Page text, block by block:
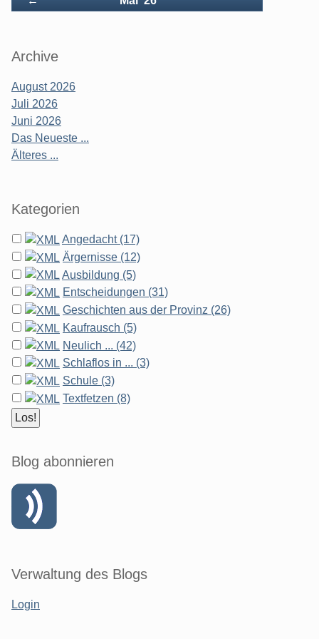
Archive
August 2026
Juli 2026
Juni 2026
Das Neueste ...
Älteres ...
Kategorien
Angedacht (17)
Ärgernisse (12)
Ausbildung (5)
Entscheidungen (31)
Geschichten aus der Provinz (26)
Kaufrausch (5)
Neulich ... (42)
Schlaflos in ... (3)
Schule (3)
Textfetzen (8)
Blog abonnieren
Verwaltung des Blogs
Login